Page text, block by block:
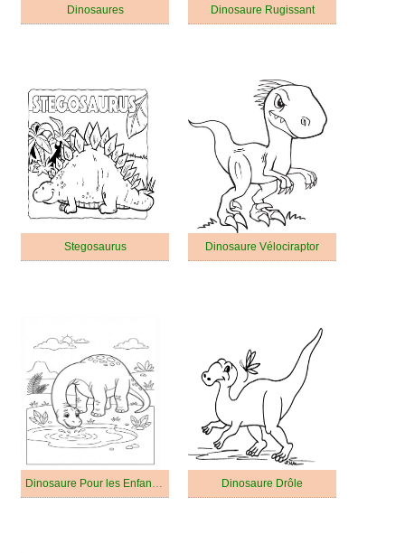
Dinosaures Dinosaure Rugissant
Stegosaurus Dinosaure Vélociraptor
Dinosaure Pour les Enfants de 2 An Dinosaure Drôle